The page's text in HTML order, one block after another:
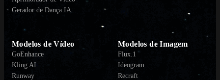
Gerador de Dança IA
Modelos de Vídeo
GoEnhance
Kling AI
Runway
Modelos de Imagem
Flux.1
Ideogram
Recraft